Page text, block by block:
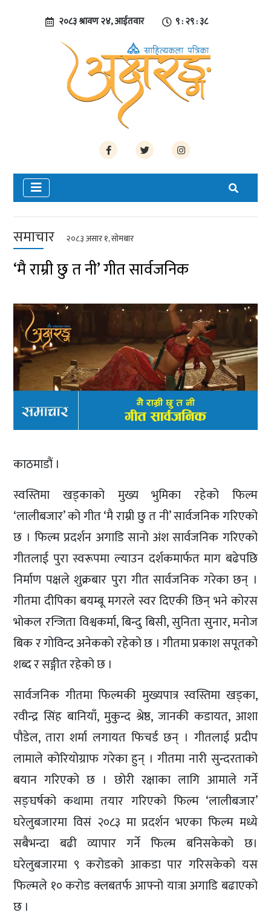
२०८३ श्रावण २४, आईतवार ९ : २९ : ३९
समाचार २०८३ असार १, सोमबार
‘मै राम्री छु त नी’ गीत सार्वजनिक
काठमाडौं ।
स्वस्तिमा खड्काको मुख्य भुमिका रहेको फिल्म
‘लालीबजार’ को गीत ‘मै राम्री छु त नी’ सार्वजनिक गरिएको
छ । फिल्म प्रदर्शन अगाडि सानो अंश सार्वजनिक गरिएको
गीतलाई पुरा स्वरूपमा ल्याउन दर्शकमार्फत माग बढेपछि
निर्माण पक्षले शुक्रबार पुरा गीत सार्वजनिक गरेका छन् ।
गीतमा दीपिका बयम्बू मगरले स्वर दिएकी छिन् भने कोरस
भोकल रन्जिता विश्वकर्मा, बिन्दु बिसी, सुनिता सुनार, मनोज
बिक र गोविन्द अनेकको रहेको छ । गीतमा प्रकाश सपूतको
शब्द र सङ्गीत रहेको छ ।
सार्वजनिक गीतमा फिल्मकी मुख्यपात्र स्वस्तिमा खड्का,
रवीन्द्र सिंह बानियाँ, मुकुन्द श्रेष्ठ, जानकी कडायत, आशा
पौडेल, तारा शर्मा लगायत फिचर्ड छन् । गीतलाई प्रदीप
लामाले कोरियोग्राफ गरेका हुन् । गीतमा नारी सुन्दरताको
बयान गरिएको छ । छोरी रक्षाका लागि आमाले गर्ने
सङ्घर्षको कथामा तयार गरिएको फिल्म ‘लालीबजार’
घरेलुबजारमा विसं २०८३ मा प्रदर्शन भएका फिल्म मध्ये
सबैभन्दा बढी व्यापार गर्ने फिल्म बनिसकेको छ।
घरेलुबजारमा ९ करोडको आकडा पार गरिसकेको यस
फिल्मले १० करोड क्लबतर्फ आफ्नो यात्रा अगाडि बढाएको
छ ।